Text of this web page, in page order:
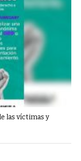
las víctimas y